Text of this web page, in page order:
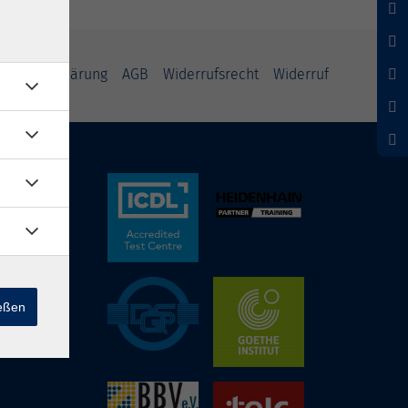
AGB Widerrufsrecht Widerruf